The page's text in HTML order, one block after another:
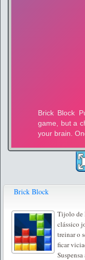
Brick Block
Tijolo de
clássico
treinar o
ficar